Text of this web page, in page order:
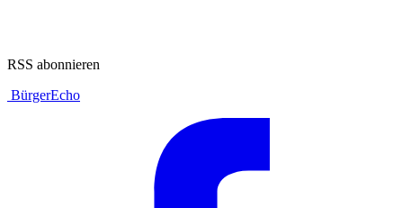
RSS abonnieren
BürgerEcho